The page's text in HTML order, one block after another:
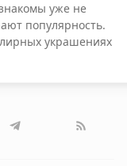
уже не
популярность.
украшениях